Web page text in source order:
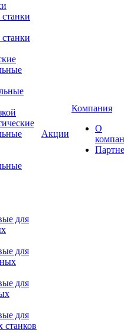
для
для
для
для
станков
Акции
Компания
О